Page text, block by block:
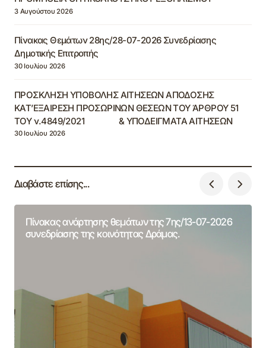
3 Αυγούστου 2026
Πίνακας Θεμάτων 28ης/28-07-2026 Συνεδρίασης
Δημοτικής Επιτροπής
30 Ιουλίου 2026
ΠΡΟΣΚΛΗΣΗ ΥΠΟΒΟΛΗΣ ΑΙΤΗΣΕΩΝ ΑΠΟΔΟΣΗΣ
ΚΑΤ’ΕΞΑΙΡΕΣΗ ΠΡΟΣΩΡΙΝΩΝ ΘΕΣΕΩΝ ΤΟΥ ΆΡΘΡΟΥ 51
ΤΟΥ ν.4849/2021 & ΥΠΟΔΕΙΓΜΑΤΑ ΑΙΤΗΣΕΩΝ
30 Ιουλίου 2026
Διαβάστε επίσης...
Πίνακας ανάρτησης θεμάτων της 7ης/13-07-2026
συνεδρίασης της κοινότητας Δράμας.